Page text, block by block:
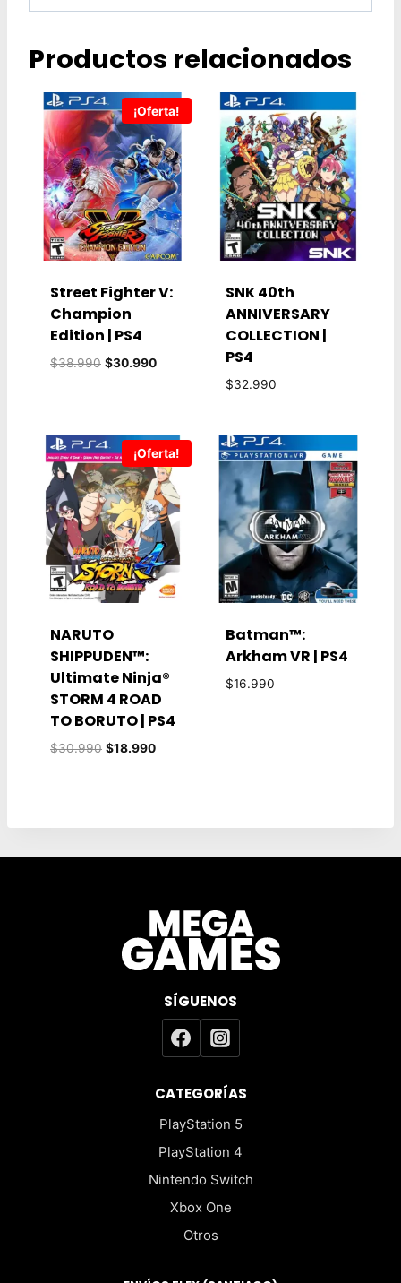
Productos relacionados
¡Oferta!
Street Fighter V:
Champion
Edition | PS4
$38.990 El
$38.990.
$30.990El
$30.990.
SNK 40th
ANNIVERSARY
COLLECTION |
PS4
$32.990
¡Oferta!
NARUTO
SHIPPUDEN™:
Ultimate Ninja®
STORM 4 ROAD
TO BORUTO | PS4
$30.990 El
$18.990El
Batman™:
Arkham VR | PS4
$16.990
SÍGUENOS
CATEGORÍAS
PlayStation 5
PlayStation 4
Nintendo Switch
Xbox One
Otros